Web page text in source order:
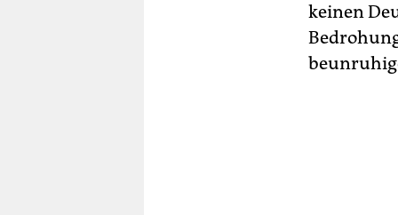
keinen